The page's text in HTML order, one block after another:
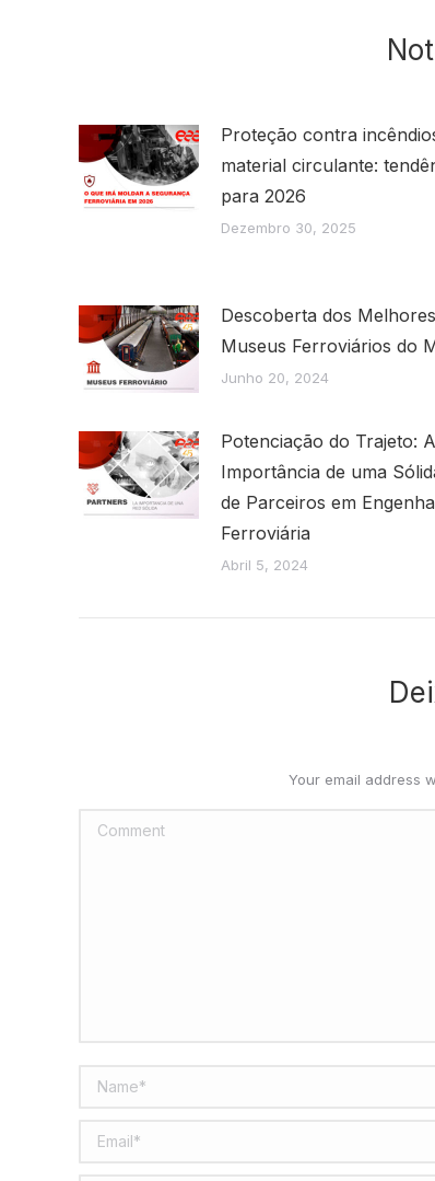
Proteção contra
material circulante:
para 2026
Dezembro 30, 2025
Descoberta dos Melhores
Museus Ferroviários do
Junho 20, 2024
Potenciação do Trajeto: A
Importância de uma
de Parceiros em
Ferroviária
Abril 5, 2024
Your email address
Comment
Name *
Email *